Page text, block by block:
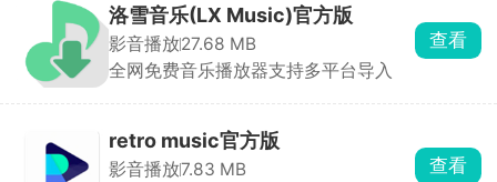
洛雪音乐(LX Music)官方版
影音播放27.68 MB
全网免费音乐播放器支持多平台导入
查看
retro music官方版
影音播放7.83 MB
查看